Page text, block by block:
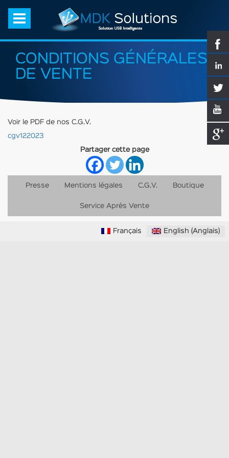
CONDITIONS GÉNÉRALES
DE VENTE
Voir le PDF de nos C.G.V.
cgv122023
Partager cette page
Presse Mentions légales C.G.V. Boutique
Service Après Vente
Français English (Anglais)